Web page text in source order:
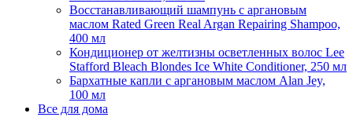
Восстанавливающий шампунь с аргановым
маслом Rated Green Real Argan Repairing Shampoo,
400 мл
Кондиционер от желтизны осветленных волос Lee
Stafford Bleach Blondes Ice White Conditioner, 250 мл
Бархатные капли с аргановым маслом Alan Jey,
100 мл
Все для дома